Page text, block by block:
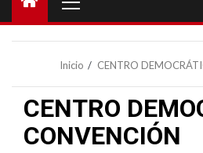
principal
Inicio CENTRO
CENTRO
CONVENCIÓN